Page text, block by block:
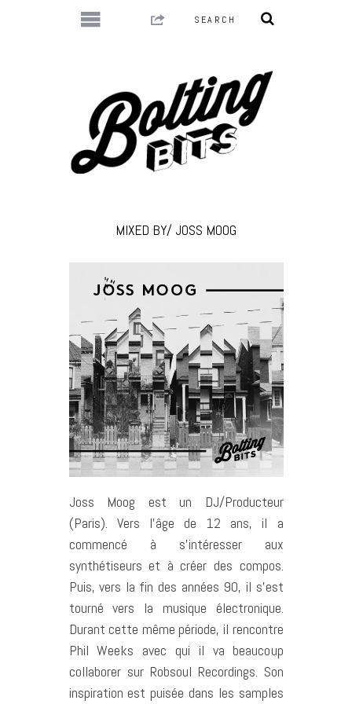
MIXED BY/ JOSS MOOG
Joss Moog est un DJ/Producteur
(Paris). Vers l’âge de 12 ans, il a
commencé à s’intéresser aux
synthétiseurs et à créer des compos.
Puis, vers la fin des années 90, il s’est
tourné vers la musique électronique.
Durant cette même période, il rencontre
Phil Weeks avec qui il va beaucoup
collaborer sur Robsoul Recordings. Son
inspiration est puisée dans les samples